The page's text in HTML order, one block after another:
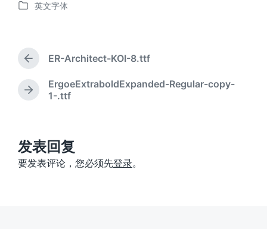
布
发
英文字体
上
文
章
ER-Architect-KOI-8.ttf
下
：
ErgoeExtraboldExpanded-Regular-copy-
1-.ttf
发表回复
要发表评论，您必须先登录。